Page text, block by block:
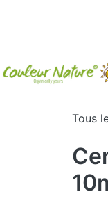
Blog
Tous